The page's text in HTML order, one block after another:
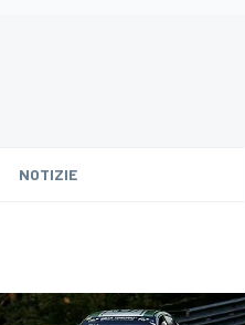
NOTIZIE